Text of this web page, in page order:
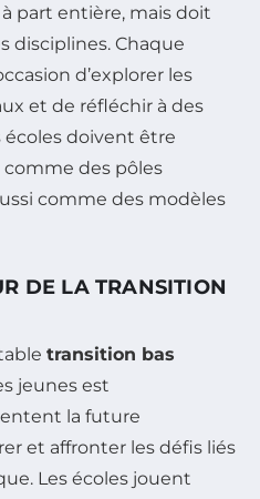
part entière, mais doit
disciplines. Chaque
d’explorer les
et de réfléchir à des
écoles doivent être
des pôles
comme des modèles
DE LA TRANSITION
transition bas
jeunes est
la future
et affronter les défis liés
Les écoles jouent